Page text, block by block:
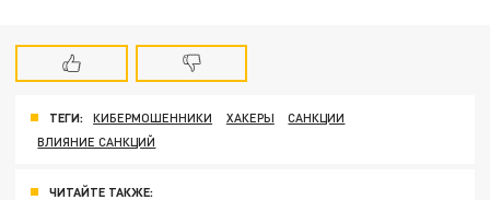
ТЕГИ: КИБЕРМОШЕННИКИ ХАКЕРЫ
САНКЦИИ
ВЛИЯНИЕ САНКЦИЙ
ЧИТАЙТЕ ТАКЖЕ: